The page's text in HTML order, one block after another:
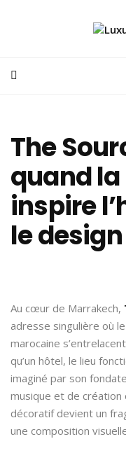
The
quand
inspire
le design
Au cœur de Marrakech,
adresse singulière où
marocaine
qu’un hôtel, le lieu
imaginé par son
musique et de création
décoratif devient un
une composition